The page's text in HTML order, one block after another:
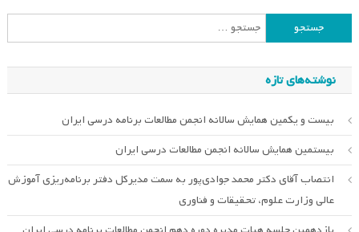
جستجو
برای:
نوشته‌های تازه
بیست و یکمین همایش سالانه انجمن مطالعات برنامه درسی ایران
بیستمین همایش سالانه انجمن مطالعات درسی ایران
انتصاب آقای دکتر محمد جوادی‌پور به سمت مدیرکل دفتر برنامه‌ریزی آموزش
عالی وزارت علوم، تحقیقات و فناوری